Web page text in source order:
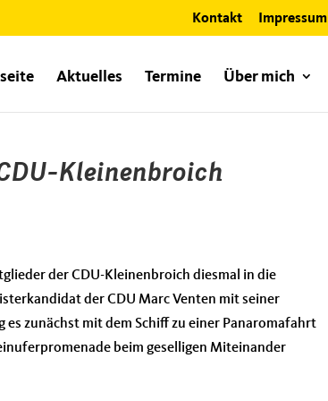
Kontakt Impressum
Aktuelles Termine Über mich
Kleinenbroich
der CDU-Kleinenbroich diesmal in die
der CDU Marc Venten mit seiner
es zunächst mit dem Schiff zu einer Panaromafahrt
beim geselligen Miteinander